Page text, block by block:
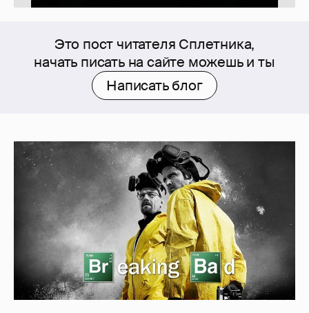
Это пост читателя Сплетника,
начать писать на сайте можешь и ты
Написать блог